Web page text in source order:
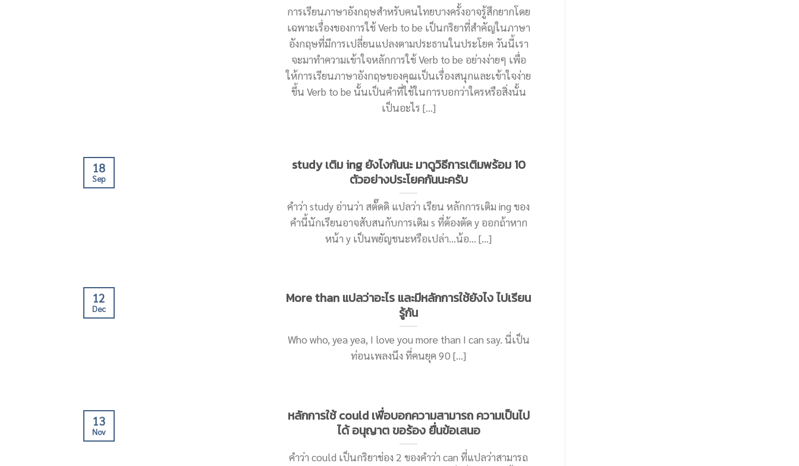
การเรียนภาษาอังกฤษสำหรับคนไทยบางครั้งอาจรู้สึกยากโดย
เฉพาะเรื่องของการใช้ Verb to be เป็นกริยาที่สำคัญในภาษา
อังกฤษที่มีการเปลี่ยนแปลงตามประธานในประโยค วันนี้เรา
จะมาทำความเข้าใจหลักการใช้ Verb to be อย่างง่ายๆ เพื่อ
ให้การเรียนภาษาอังกฤษของคุณเป็นเรื่องสนุกและเข้าใจง่าย
ขึ้น Verb to be นั้นเป็นคำที่ใช้ในการบอกว่าใครหรือสิ่งนั้น
เป็นอะไร [...]
study เติม ing ยังไงกันนะ มาดูวิธีการเติมพร้อม 10
ตัวอย่างประโยคกันนะครับ
คำว่า study อ่านว่า สตั๊ดดิ แปลว่า เรียน หลักการเติม ing ของ
คำนี้นักเรียนอาจสับสนกับการเติม s ที่ต้องตัด y ออกถ้าหาก
หน้า y เป็นพยัญชนะหรือเปล่า…น้อ… [...]
18
Sep
More than แปลว่าอะไร และมีหลักการใช้ยังไง ไปเรียน
รู้กัน
Who who, yea yea, I love you more than I can say. นี่เป็น
ท่อนเพลงนึง ที่คนยุค 90 [...]
12
Dec
หลักการใช้ could เพื่อบอกความสามารถ ความเป็นไป
ได้ อนุญาต ขอร้อง ยื่นข้อเสนอ
คำว่า could เป็นกริยาช่อง 2 ของคำว่า can ที่แปลว่าสามารถ
13
Nov